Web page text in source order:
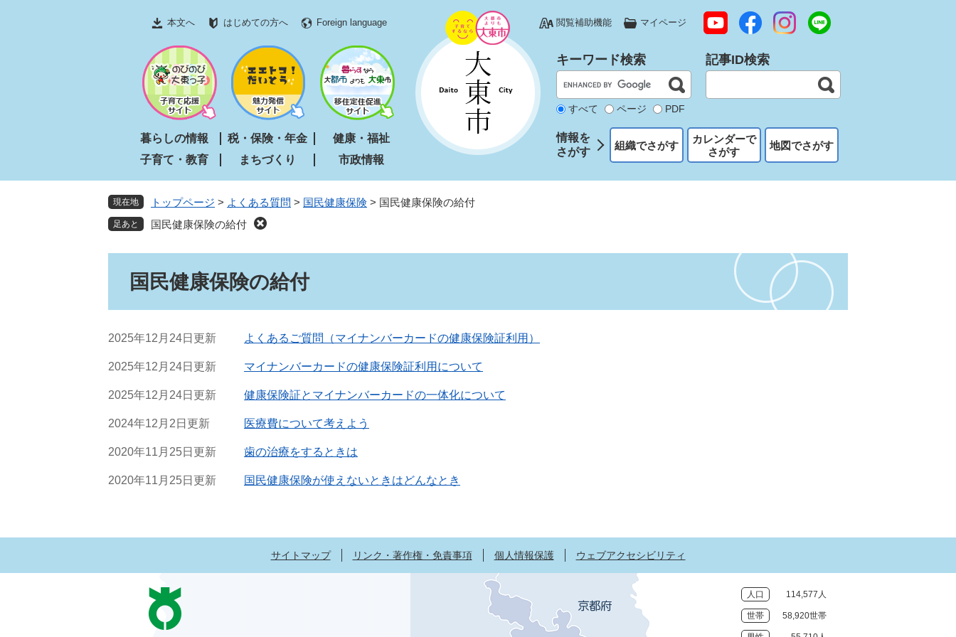
文
本文へ はじめての方へ Foreign language 閲覧補助機能 マイページ
暮らしの情報 税・保険・年金
健康・福祉
子育て・教育
まちづくり 市政情報
キーワード検索
すべて ページ PDF
記事ID検索
情報を
さがす
組織でさがす
カレンダーで
さがす
地図でさがす
現在地 トップページ > よくある質問 > 国民健康保険 > 国民健康保険の給付
国民健康保険の給付
国民健康保険の給付
2025年12月24日更新 よくあるご質問（マイナンバーカードの健康保険証利用）
2025年12月24日更新 マイナンバーカードの健康保険証利用について
2025年12月24日更新 健康保険証とマイナンバーカードの一体化について
2024年12月2日更新 医療費について考えよう
2020年11月25日更新 歯の治療をするときは
2020年11月25日更新 国民健康保険が使えないときはどんなとき
サイトマップ リンク・著作権・免責事項 個人情報保護 ウェブアクセシビリティ
人口 114,577人
世帯 58,920世帯